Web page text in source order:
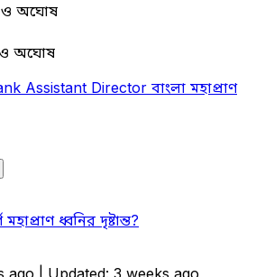
ও অঘোষ
ও অঘোষ
Assistant Director বাংলা মহাপ্রাণ
ধ্বনির দৃষ্টান্ত?